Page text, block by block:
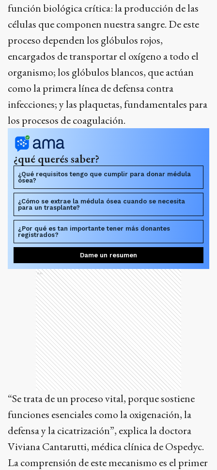
función biológica crítica: la producción de las
células que componen nuestra sangre. De este
proceso dependen los glóbulos rojos,
encargados de transportar el oxígeno a todo el
organismo; los glóbulos blancos, que actúan
como la primera línea de defensa contra
infecciones; y las plaquetas, fundamentales para
los procesos de coagulación.
¿qué querés saber?
¿Qué requisitos tengo que cumplir para donar médula
ósea?
¿Cómo se extrae la médula ósea cuando se necesita
para un trasplante?
¿Por qué es tan importante tener más donantes
registrados?
Dame un resumen
Ads
“Se trata de un proceso vital, porque sostiene
funciones esenciales como la oxigenación, la
defensa y la cicatrización”, explica la doctora
Viviana Cantarutti, médica clínica de Ospedyc.
La comprensión de este mecanismo es el primer